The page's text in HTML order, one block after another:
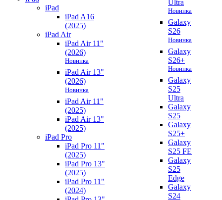
iPad
iPad A16
(2025)
iPad Air
iPad Air 11"
(2026)
Новинка
iPad Air 13"
(2026)
Новинка
iPad Air 11"
(2025)
iPad Air 13"
(2025)
iPad Pro
iPad Pro 11"
(2025)
iPad Pro 13"
(2025)
iPad Pro 11"
(2024)
Ultra
Новинка
Galaxy
S26
Новинка
Galaxy
S26+
Новинка
Galaxy
S25
Ultra
Galaxy
S25
Galaxy
S25+
Galaxy
S25 FE
Galaxy
S25
Edge
Galaxy
S24